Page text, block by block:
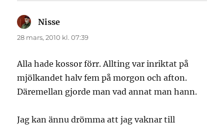
Nisse
28 mars, 2010 kl. 07:39
Alla hade kossor förr. Allting var inriktat på
mjölkandet halv fem på morgon och afton.
Däremellan gjorde man vad annat man hann.
Jag kan ännu drömma att jag vaknar till